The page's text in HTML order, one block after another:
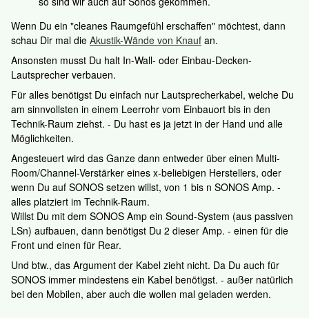
Wenn Du ein "cleanes Raumgefühl erschaffen" möchtest, dann
schau Dir mal die Akustik-Wände von Knauf an.
Ansonsten musst Du halt In-Wall- oder Einbau-Decken-
Lautsprecher verbauen.
Für alles benötigst Du einfach nur Lautsprecherkabel, welche Du
am sinnvollsten in einem Leerrohr vom Einbauort bis in den
Technik-Raum ziehst. - Du hast es ja jetzt in der Hand und alle
Möglichkeiten.
Angesteuert wird das Ganze dann entweder über einen Multi-
Room/Channel-Verstärker eines x-beliebigen Herstellers, oder
wenn Du auf SONOS setzen willst, von 1 bis n SONOS Amp. -
alles platziert im Technik-Raum.
Willst Du mit dem SONOS Amp ein Sound-System (aus passiven
LSn) aufbauen, dann benötigst Du 2 dieser Amp. - einen für die
Front und einen für Rear.
Und btw., das Argument der Kabel zieht nicht. Da Du auch für
SONOS immer mindestens ein Kabel benötigst. - außer natürlich
bei den Mobilen, aber auch die wollen mal geladen werden.